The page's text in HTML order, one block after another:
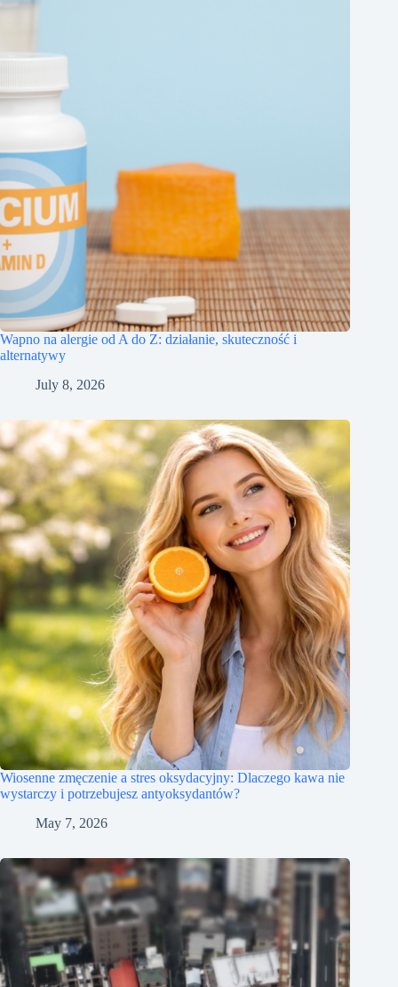
Wapno na alergie od A do Z: działanie, skuteczność i
alternatywy
July 8, 2026
Wiosenne zmęczenie a stres oksydacyjny: Dlaczego kawa nie
wystarczy i potrzebujesz antyoksydantów?
May 7, 2026